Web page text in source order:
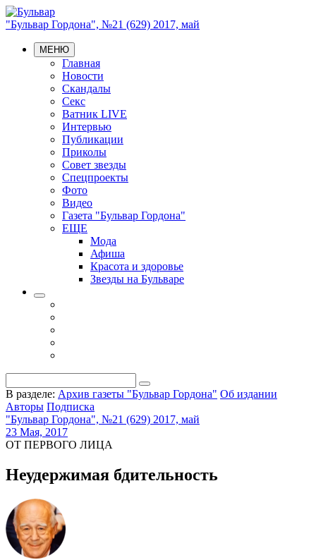
"Бульвар Гордона", №21 (629) 2017, май
МЕНЮ
Главная
Новости
Скандалы
Секс
Ватник LIVE
Интервью
Публикации
Приколы
Совет звезды
Спецпроекты
Фото
Видео
Газета "Бульвар Гордона"
ЕЩЕ
Мода
Афиша
Красота и здоровье
Звезды на Бульваре
В разделе: Архив газеты "Бульвар Гордона" Об издании
Авторы Подписка
"Бульвар Гордона", №21 (629) 2017, май
23 Мая, 2017
ОТ ПЕРВОГО ЛИЦА
Неудержимая бдительность